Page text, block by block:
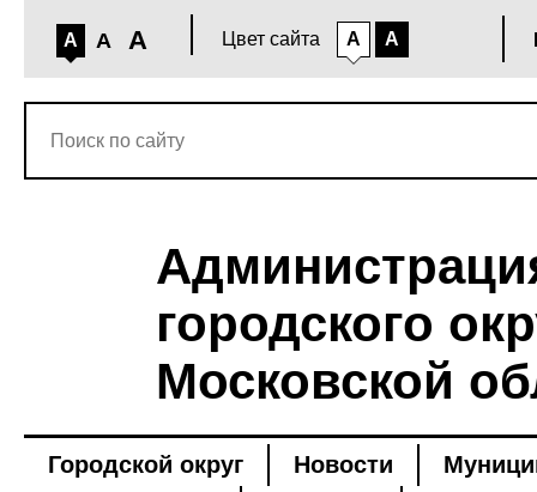
A A A Цвет сайта A A
городского
Московской
Городской округ Новости